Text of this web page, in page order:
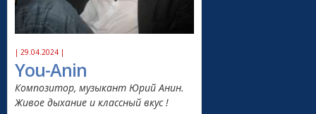
| 29.04.2024 |
You-Anin
Композитор, музыкант Юрий Анин.
Живое дыхание и классный вкус !